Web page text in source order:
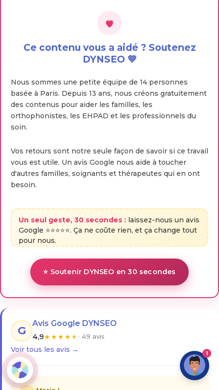
Ce contenu vous a aidé ? Soutenez
DYNSEO 💙
Nous sommes une petite équipe de 14 personnes
basée à Paris. Depuis 13 ans, nous créons gratuitement
des contenus pour aider les familles, les
orthophonistes, les EHPAD et les professionnels du
soin.
Vos retours sont notre seule façon de savoir si ce travail
vous est utile. Un avis Google nous aide à toucher
d'autres familles, soignants et thérapeutes qui en ont
besoin.
Un seul geste, 30 secondes : laissez-nous un avis
Google ⭐⭐⭐⭐⭐. Ça ne coûte rien, et ça change tout
pour nous.
⭐ Soutenir DYNSEO en 30 secondes
G
Avis Google DYNSEO
4,9★★★★★ · 49 avis
Voir tous les avis → 1